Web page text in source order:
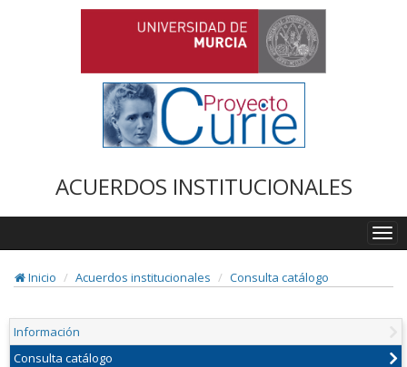
ACUERDOS INSTITUCIONALES
Inicio
Acuerdos institucionales Consulta catálogo
Información
Consulta catálogo